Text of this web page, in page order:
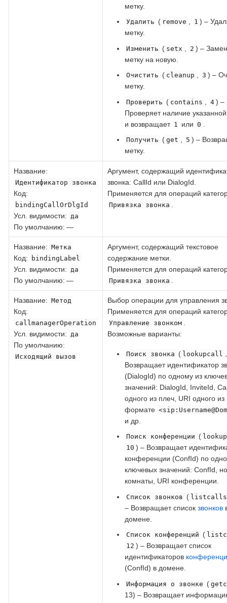
метку.
Удалить ( remove 1 ) –
метку.
Изменить ( setx 2 ) –
метку на новую.
Очистить ( cleanup 3 ) –
метку.
Проверить ( contains 4 ) –
Проверяет наличие
и возвращает 1 или 0
Получить ( get 5 ) –
метку.
Название:
Идентификатор звонка
Код:
bindingCallOrDlgId
Усл. видимости: да
По умолчанию: —
Аргумент, содержащий
звонка: CallId или DialogId.
Применяется для операций
Привязка звонка
Название: Метка
Код: bindingLabel
Усл. видимости: да
По умолчанию: —
Аргумент, содержащий текстовое
содержание метки.
Применяется для операций
Привязка звонка
Название: Метод
Код:
callmanagerOperation
Усл. видимости: да
По умолчанию:
Исходящий вызов
Выбор операции для управления
Применяется для операций
Управление звонком
Возможные варианты:
Поиск звонка ( lookupcall
Возвращает идентификатор
(DialogId) по одному из
значений: DialogId, InviteId,
одного из плеч, URI одного из
формате
и др.
Поиск конференции (
10 ) – Возвращает
конференции (ConfId) по
ключевых значений: ConfId,
комнаты, URI конференции.
Список звонков ( listcalls
– Возвращает список звонков
домене.
Список конференций (
12 ) – Возвращает список
идентификаторов
(ConfId) в домене.
Информация о звонке (
13) – Возвращает